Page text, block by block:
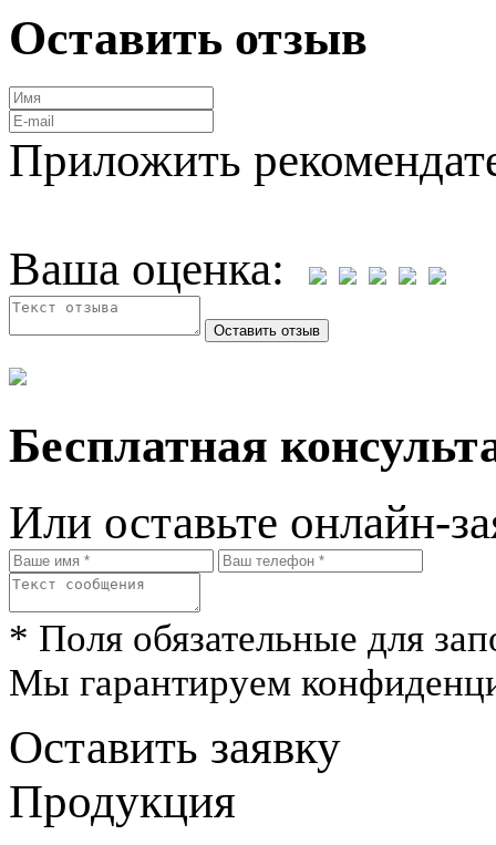
Оставить отзыв
Приложить
Ваша оценка:
Бесплатная
Или оставьте онлайн-
* Поля обязательные для
Мы гарантируем
Оставить заявку
Продукция